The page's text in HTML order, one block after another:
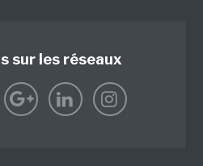
sur les réseaux